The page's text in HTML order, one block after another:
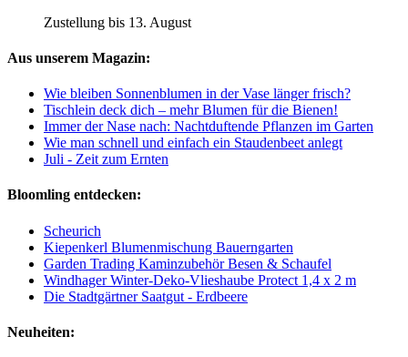
Zustellung bis 13. August
Aus unserem Magazin:
Wie bleiben Sonnenblumen in der Vase länger frisch?
Tischlein deck dich – mehr Blumen für die Bienen!
Immer der Nase nach: Nachtduftende Pflanzen im Garten
Wie man schnell und einfach ein Staudenbeet anlegt
Juli - Zeit zum Ernten
Bloomling entdecken:
Scheurich
Kiepenkerl Blumenmischung Bauerngarten
Garden Trading Kaminzubehör Besen & Schaufel
Windhager Winter-Deko-Vlieshaube Protect 1,4 x 2 m
Die Stadtgärtner Saatgut - Erdbeere
Neuheiten: